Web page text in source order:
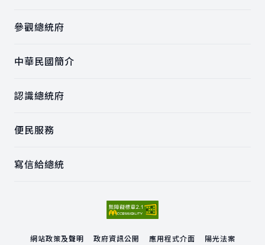
參觀總統府
中華民國簡介
認識總統府
便民服務
寫信給總統
網站政策及聲明 政府資訊公開 應用程式介面 陽光法案